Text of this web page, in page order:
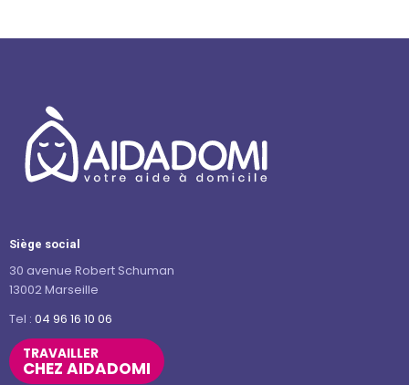
Siège social
30 avenue Robert Schuman
13002 Marseille
Tel : 04 96 16 10 06
TRAVAILLER
CHEZ AIDADOMI